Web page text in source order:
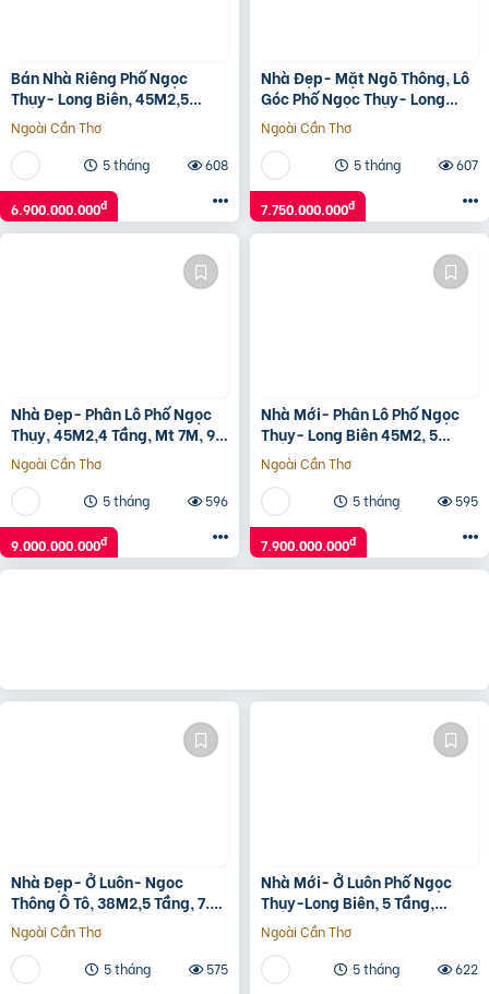
Bán Nhà Riêng Phố Ngọc
Thụy- Long Biên, 45M2,5
Tầng,Mt4M, 6.9 Tỷ.
Ngoài Cần Thơ
5 tháng
608
6.900.000.000đ
Nhà Đẹp- Mặt Ngõ Thông, Lô
Góc Phố Ngọc Thụy- Long
Biên, 40M2,5 Tầng, 7.7 Tỷ.
Ngoài Cần Thơ
5 tháng
607
7.750.000.000đ
Nhà Đẹp- Phân Lô Phố Ngọc
Thụy, 45M2,4 Tầng, Mt 7M, 9
Tỷ.long Biên.
Ngoài Cần Thơ
5 tháng
596
9.000.000.000đ
Nhà Mới- Phân Lô Phố Ngọc
Thụy- Long Biên 45M2, 5
Tầng, 7.9 Tỷ.ô Tô Đỗ Cửa.
Ngoài Cần Thơ
5 tháng
595
7.900.000.000đ
Nhà Đẹp- Ở Luôn- Ngoc
Thông Ô Tô, 38M2,5 Tầng, 7.8
Tỷ.long Biên.
Ngoài Cần Thơ
5 tháng
575
Nhà Mới- Ở Luôn Phố Ngọc
Thụy-Long Biên, 5 Tầng,
36M2,6.15 Tỷ.
Ngoài Cần Thơ
5 tháng
622